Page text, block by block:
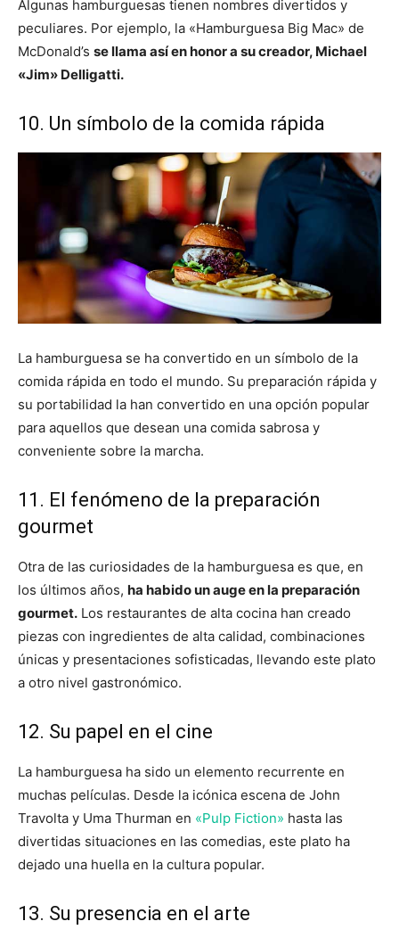
Algunas hamburguesas tienen nombres divertidos y
peculiares. Por ejemplo, la «Hamburguesa Big Mac» de
McDonald’s se llama así en honor a su creador, Michael
«Jim» Delligatti.
10. Un símbolo de la comida rápida
La hamburguesa se ha convertido en un símbolo de la
comida rápida en todo el mundo. Su preparación rápida y
su portabilidad la han convertido en una opción popular
para aquellos que desean una comida sabrosa y
conveniente sobre la marcha.
11. El fenómeno de la preparación
gourmet
Otra de las curiosidades de la hamburguesa es que, en
los últimos años, ha habido un auge en la preparación
gourmet. Los restaurantes de alta cocina han creado
piezas con ingredientes de alta calidad, combinaciones
únicas y presentaciones sofisticadas, llevando este plato
a otro nivel gastronómico.
12. Su papel en el cine
La hamburguesa ha sido un elemento recurrente en
muchas películas. Desde la icónica escena de John
Travolta y Uma Thurman en «Pulp Fiction» hasta las
divertidas situaciones en las comedias, este plato ha
dejado una huella en la cultura popular.
13. Su presencia en el arte